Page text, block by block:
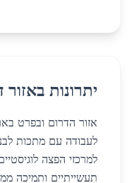
יתרונות באזור
אזור הדרום ובפרט
לעבודה עם מתכות
למרכזי הפצה
תעשייתיים ותמיכה